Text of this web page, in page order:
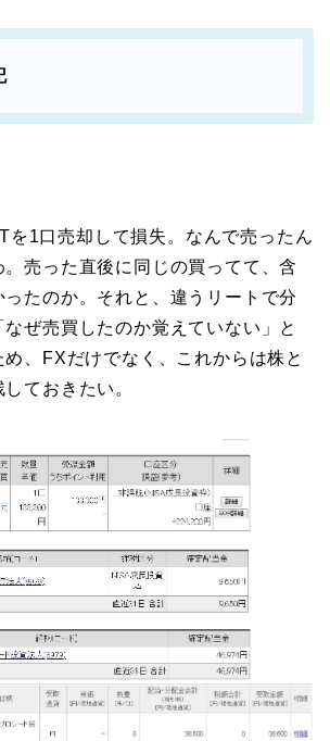
を1口売却して損失。なんで売ったん
売った直後に同じの買ってて、含
たのか。それと、違うリートで分
ぜ売買したのか覚えていない」と
、FXだけでなく、これからは株と
ておきたい。